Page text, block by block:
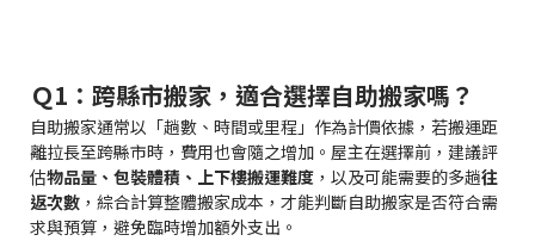
Ｑ1：跨縣市搬家，適合選擇自助搬家嗎？
自助搬家通常以「趟數、時間或里程」作為計價依據，若搬運距
離拉長至跨縣市時，費用也會隨之增加。屋主在選擇前，建議評
估物品量、包裝體積、上下樓搬運難度 ，以及可能需要的多趟往
返次數 ，綜合計算整體搬家成本，才能判斷自助搬家是否符合需
求與預算，避免臨時增加額外支出。